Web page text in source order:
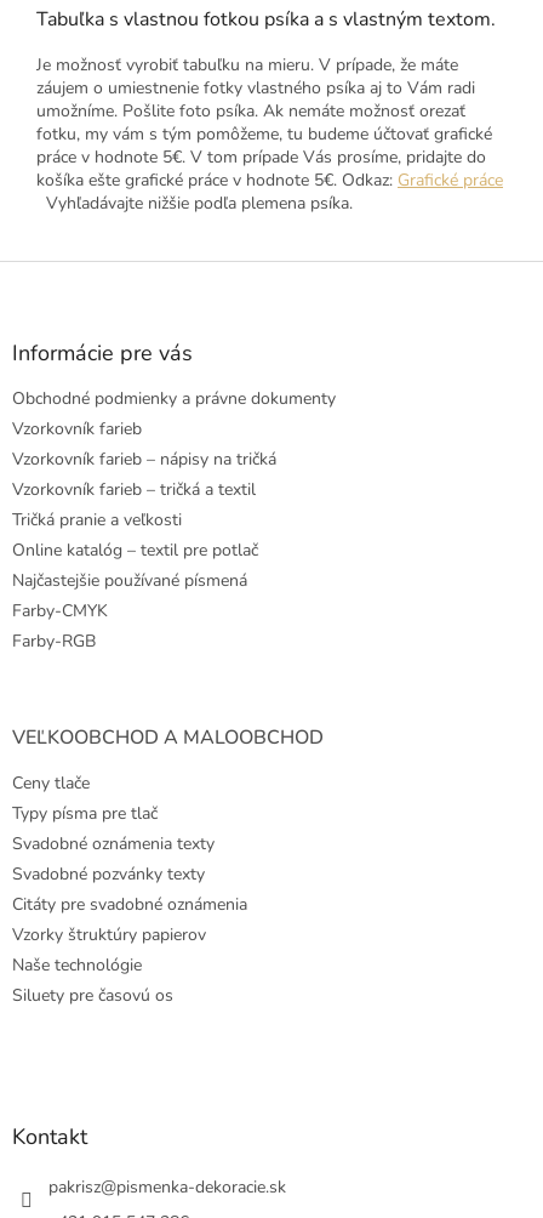
Tabuľka s vlastnou fotkou psíka a s vlastným textom.
Je možnosť vyrobiť tabuľku na mieru. V prípade, že máte
záujem o umiestnenie fotky vlastného psíka aj to Vám radi
umožníme. Pošlite foto psíka. Ak nemáte možnosť orezať
fotku, my vám s tým pomôžeme, tu budeme účtovať grafické
práce v hodnote 5€. V tom prípade Vás prosíme, pridajte do
košíka ešte grafické práce v hodnote 5€. Odkaz: Grafické práce
Vyhľadávajte nižšie podľa plemena psíka.
Z
Informácie pre vás
Obchodné podmienky a právne dokumenty
Vzorkovník farieb
Vzorkovník farieb – nápisy na tričká
Vzorkovník farieb – tričká a textil
Tričká pranie a veľkosti
Online katalóg – textil pre potlač
Najčastejšie používané písmená
Farby-CMYK
Farby-RGB
VEĽKOOBCHOD A MALOOBCHOD
Ceny tlače
Typy písma pre tlač
Svadobné oznámenia texty
Svadobné pozvánky texty
Citáty pre svadobné oznámenia
Vzorky štruktúry papierov
Naše technológie
Siluety pre časovú os
Kontakt
pakrisz@pismenka-dekoracie.sk